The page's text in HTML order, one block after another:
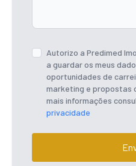
Autorizo a Predimed
a guardar os meus
oportunidades de
marketing e propostas
mais informações
privacidade